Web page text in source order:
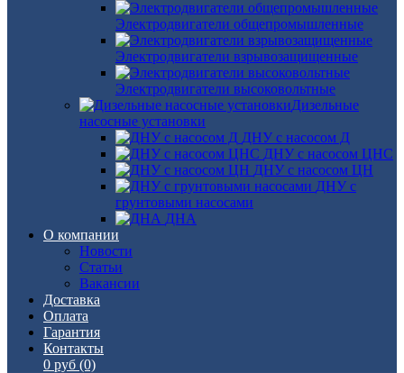
Электродвигатели общепромышленные
Электродвигатели взрывозащищенные
Электродвигатели высоковольтные
Дизельные
насосные установки
ДНУ с насосом Д
ДНУ с насосом ЦНС
ДНУ с насосом ЦН
ДНУ с
грунтовыми насосами
ДНА
О компании
Новости
Статьи
Вакансии
Доставка
Оплата
Гарантия
Контакты
0 руб (0)